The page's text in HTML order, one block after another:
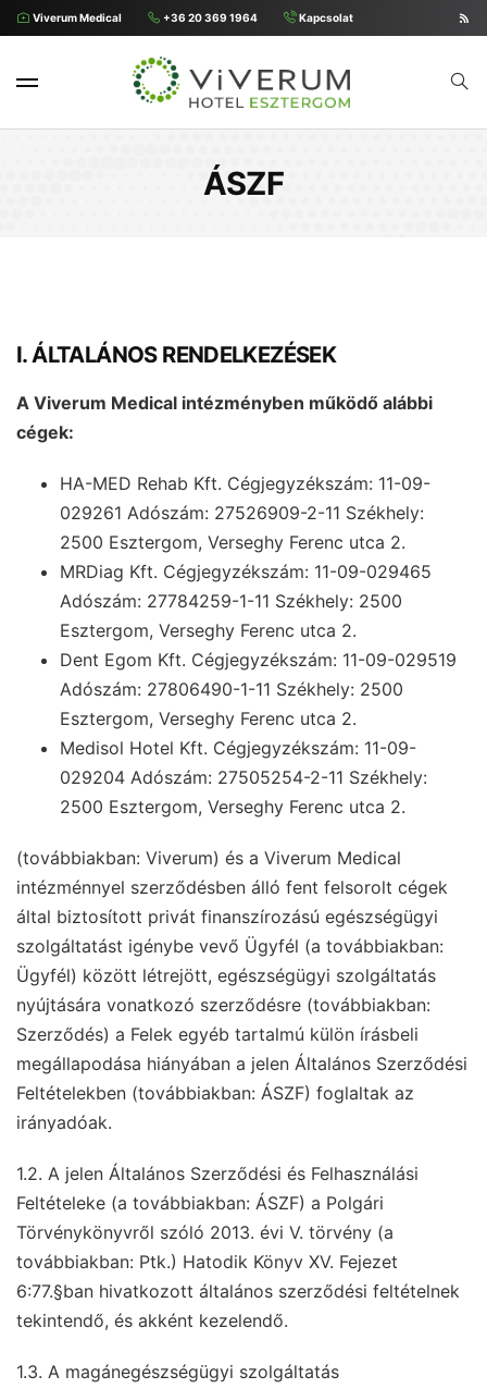
Viverum Medical +36 20 369 1964 Kapcsolat
ÁSZF
I. ÁLTALÁNOS RENDELKEZÉSEK
A Viverum Medical intézményben működő alábbi
cégek:
HA-MED Rehab Kft. Cégjegyzékszám: 11-09-
029261 Adószám: 27526909-2-11 Székhely:
2500 Esztergom, Verseghy Ferenc utca 2.
MRDiag Kft. Cégjegyzékszám: 11-09-029465
Adószám: 27784259-1-11 Székhely: 2500
Esztergom, Verseghy Ferenc utca 2.
Dent Egom Kft. Cégjegyzékszám: 11-09-029519
Adószám: 27806490-1-11 Székhely: 2500
Esztergom, Verseghy Ferenc utca 2.
Medisol Hotel Kft. Cégjegyzékszám: 11-09-
029204 Adószám: 27505254-2-11 Székhely:
2500 Esztergom, Verseghy Ferenc utca 2.
(továbbiakban: Viverum) és a Viverum Medical
intézménnyel szerződésben álló fent felsorolt cégek
által biztosított privát finanszírozású egészségügyi
szolgáltatást igénybe vevő Ügyfél (a továbbiakban:
Ügyfél) között létrejött, egészségügyi szolgáltatás
nyújtására vonatkozó szerződésre (továbbiakban:
Szerződés) a Felek egyéb tartalmú külön írásbeli
megállapodása hiányában a jelen Általános Szerződési
Feltételekben (továbbiakban: ÁSZF) foglaltak az
irányadóak.
1.2. A jelen Általános Szerződési és Felhasználási
Feltételeke (a továbbiakban: ÁSZF) a Polgári
Törvénykönyvről szóló 2013. évi V. törvény (a
továbbiakban: Ptk.) Hatodik Könyv XV. Fejezet
6:77.§ban hivatkozott általános szerződési feltételnek
tekintendő, és akként kezelendő.
1.3. A magánegészségügyi szolgáltatás